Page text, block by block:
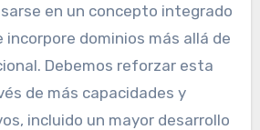
en un concepto integrado
incorpore dominios más allá de
Debemos reforzar esta
de más capacidades y
incluido un mayor desarrollo